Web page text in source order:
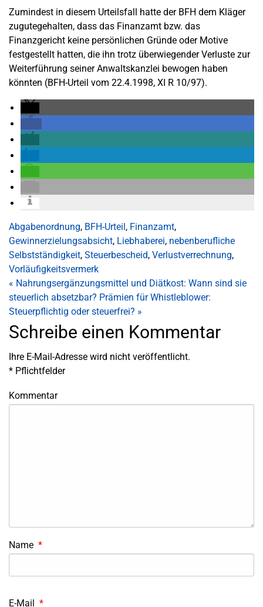
Zumindest in diesem Urteilsfall hatte der BFH dem Kläger
zugutegehalten, dass das Finanzamt bzw. das
Finanzgericht keine persönlichen Gründe oder Motive
festgestellt hatten, die ihn trotz überwiegender Verluste zur
Weiterführung seiner Anwaltskanzlei bewogen haben
könnten (BFH-Urteil vom 22.4.1998, XI R 10/97).
Abgabenordnung, BFH-Urteil, Finanzamt,
Gewinnerzielungsabsicht, Liebhaberei, nebenberufliche
Selbstständigkeit, Steuerbescheid, Verlustverrechnung,
Vorläufigkeitsvermerk
« Nahrungsergänzungsmittel und Diätkost: Wann sind sie
steuerlich absetzbar? Prämien für Whistleblower:
Steuerpflichtig oder steuerfrei? »
Schreibe einen Kommentar
Ihre E-Mail-Adresse wird nicht veröffentlicht.
* Pflichtfelder
Kommentar
Name *
E-Mail *